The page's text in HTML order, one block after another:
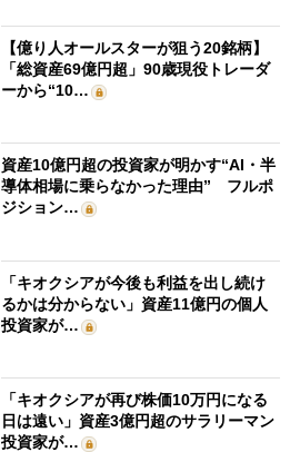
【億り人オールスターが狙う20銘柄】
「総資産69億円超」90歳現役トレーダ
ーから“10…
資産10億円超の投資家が明かす“AI・半
導体相場に乗らなかった理由” フルポ
ジション…
「キオクシアが今後も利益を出し続け
るかは分からない」資産11億円の個人
投資家が…
「キオクシアが再び株価10万円になる
日は遠い」資産3億円超のサラリーマン
投資家が…